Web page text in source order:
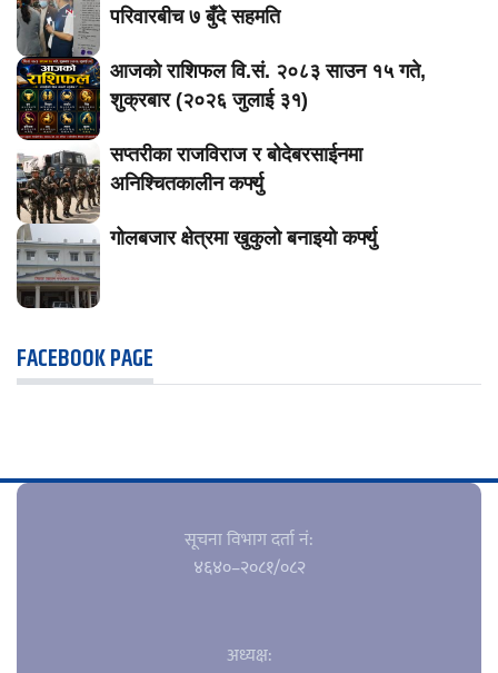
परिवारबीच ७ बुँदे सहमति
आजको राशिफल वि.सं. २०८३ साउन १५ गते,
शुक्रबार (२०२६ जुलाई ३१)
सप्तरीका राजविराज र बोदेबरसाईनमा
अनिश्चितकालीन कर्फ्यु
गोलबजार क्षेत्रमा खुकुलो बनाइयो कर्फ्यु
FACEBOOK PAGE
सूचना विभाग दर्ता नं‍:
४६४०–२०८१/०८२
अध्यक्ष: